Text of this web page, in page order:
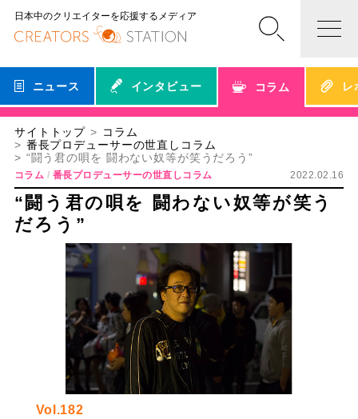
日本中のクリエイターを応援するメディア
ニュース インタビュー コラム レ
サイトトップ
コラム
番長プロデューサーの世直しコラム
“闘う君の唄を 闘わない奴等が笑うだろう”
コラム 番長プロデューサーの世直しコラム 2022.02.16
“闘う君の唄を 闘わない奴等が笑う
だろう”
Vol.182